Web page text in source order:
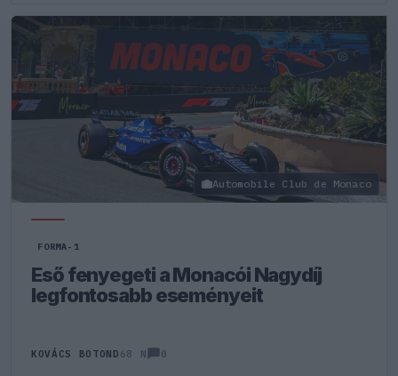
Automobile Club de Monaco
FORMA-1
Eső fenyegeti a Monacói Nagydíj
legfontosabb eseményeit
KOVÁCS BOTOND 68 N 0